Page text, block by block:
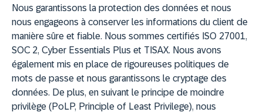
Nous garantissons la protection des données et nous
nous engageons à conserver les informations du client de
manière sûre et fiable. Nous sommes certifiés ISO 27001,
SOC 2, Cyber Essentials Plus et TISAX. Nous avons
également mis en place de rigoureuses politiques de
mots de passe et nous garantissons le cryptage des
données. De plus, en suivant le principe de moindre
privilège (PoLP, Principle of Least Privilege), nous